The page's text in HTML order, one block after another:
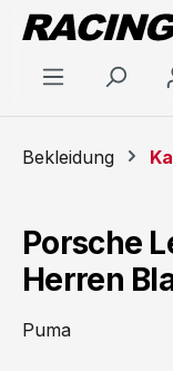
Zum Hauptinhalt
Bekleidung
Porsche
Herren
Puma